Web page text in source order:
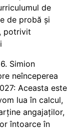
de
de probă și
potrivit
Simion
neînceperea
Aceasta este
lua în calcul,
angajaților,
întoarce în